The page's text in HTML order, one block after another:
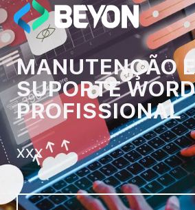
MANUTENÇÃO
SUPORTE
PROFISSIONAL
XXX